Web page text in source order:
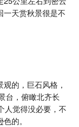
一天赏秋景很是不
的，巨石风格，
台，俯瞰北齐长
人觉得没必要，不
的。